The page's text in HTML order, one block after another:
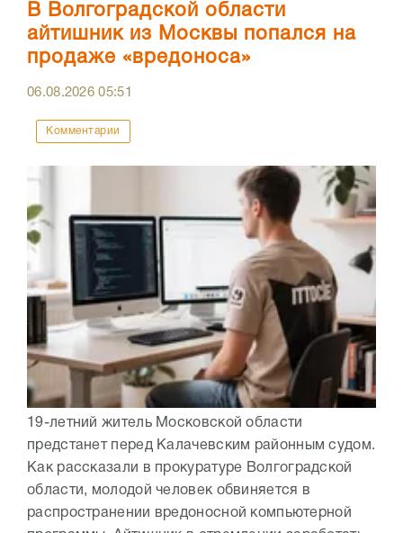
В Волгоградской области
айтишник из Москвы попался на
продаже «вредоноса»
06.08.202605:51
Комментарии
19-летний житель Московской области
предстанет перед Калачевским районным судом.
Как рассказали в прокуратуре Волгоградской
области, молодой человек обвиняется в
распространении вредоносной компьютерной